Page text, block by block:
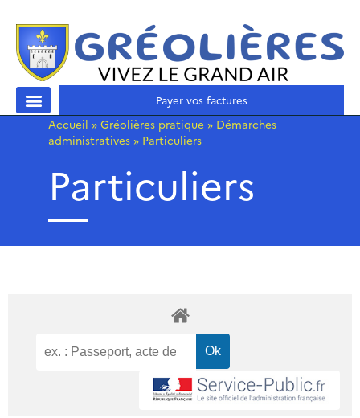
Payer vos factures
Accueil » Gréolières pratique » Démarches
administratives » Particuliers
Particuliers